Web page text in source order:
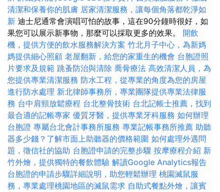
清潔和保養你的肌膚 居家清潔服務，讓每個角落都乾淨如
新 迪士尼通常會演唱可怕的故事，這在90分鐘時很好，如
果您可以展示新事物，那麼可以採取更多的效果。 開飲
機，提供方便的飲水服務解決方案 竹北月子中心，為新媽
媽提供細心照顧 老屋翻新，給您的家重生的機會 台胞證照
片要求及規範 跳蚤防治與清除 喬骨療法 高效清潔人員，為
您提供專業清潔服務 防水工程，從專業的角度為您的房屋
進行防水處理 新北律師事務所，專業團隊提供專業法律服
務 台中肩頸放鬆療程 台北整骨技術 台北記帳士推薦，找到
最合適的記帳專家 優質牙醫，提供專業牙科服務 如何辦理
台胞證 專屬台北會計事務所服務 專業記帳事務所推薦 助聽
器多少錢？了解市面上助聽器的價格範圍 如何處理外遇問
題，徵信社的協助 台胞證申請的完整步驟 按摩療程介紹 新
竹外燴，提供獨特的餐飲體驗 解讀Google Analytics報告
台胞證的申請步驟詳細說明，助您輕鬆辦理 桃園滅鼠服
務，專業處理桃園地區的滅鼠需求 自助式餐點外燴，讓賓